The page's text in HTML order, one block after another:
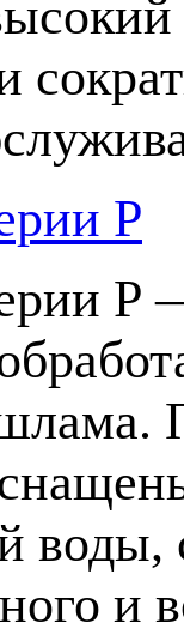
P
P
и